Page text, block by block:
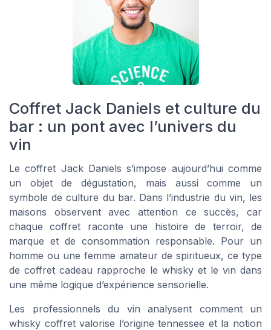
Coffret Jack Daniels et culture du
bar : un pont avec l’univers du
vin
Le coffret Jack Daniels s’impose aujourd’hui comme
un objet de dégustation, mais aussi comme un
symbole de culture du bar. Dans l’industrie du vin, les
maisons observent avec attention ce succès, car
chaque coffret raconte une histoire de terroir, de
marque et de consommation responsable. Pour un
homme ou une femme amateur de spiritueux, ce type
de coffret cadeau rapproche le whisky et le vin dans
une même logique d’expérience sensorielle.
Les professionnels du vin analysent comment un
whisky coffret valorise l’origine tennessee et la notion